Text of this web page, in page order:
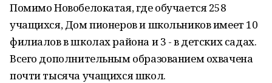
Помимо Новобелокатая, где обучается 258
учащихся, Дом пионеров и школьников имеет 10
филиалов в школах района и 3 - в детских садах.
Всего дополнительным образованием охвачена
почти тысяча учащихся школ.